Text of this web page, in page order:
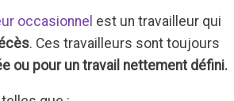
occasionnel est un travailleur qui
. Ces travailleurs sont toujours
ou pour un travail nettement défini.